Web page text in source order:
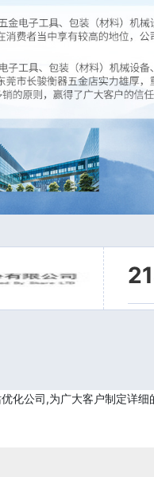
公司,为广大客户制定详